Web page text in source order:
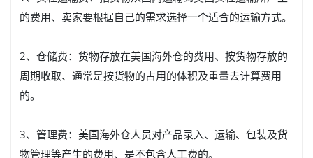
的费用、卖家要根据自己的需求选择一个适合的运输方式。
2、仓储费：货物存放在美国海外仓的费用、按货物存放的
周期收取、通常是按货物的占用的体积及重量去计算费用
的。
3、管理费：美国海外仓人员对产品录入、运输、包装及货
物管理等产生的费用、是不包含人工费的。